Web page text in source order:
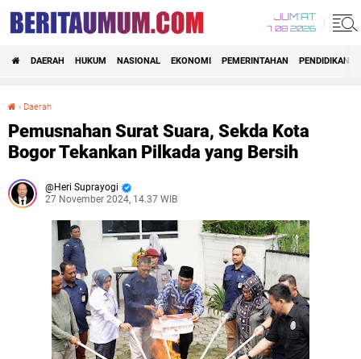
JUM'AT
7 08 2026
DAERAH HUKUM NASIONAL EKONOMI PEMERINTAHAN PENDIDIKAN
› Daerah
Pemusnahan Surat Suara, Sekda Kota
Bogor Tekankan Pilkada yang Bersih
Heri Suprayogi
27 November 2024, 14.37 WIB